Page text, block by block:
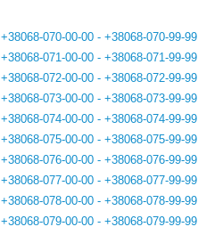
+38068-070-00-00 - +38068-070-99-99
+38068-071-00-00 - +38068-071-99-99
+38068-072-00-00 - +38068-072-99-99
+38068-073-00-00 - +38068-073-99-99
+38068-074-00-00 - +38068-074-99-99
+38068-075-00-00 - +38068-075-99-99
+38068-076-00-00 - +38068-076-99-99
+38068-077-00-00 - +38068-077-99-99
+38068-078-00-00 - +38068-078-99-99
+38068-079-00-00 - +38068-079-99-99